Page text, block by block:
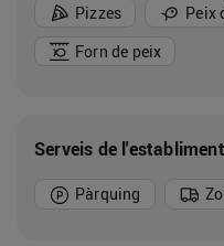
Pizzes Peix
Forn de peix
Serveis de l'establiment
Pàrquing